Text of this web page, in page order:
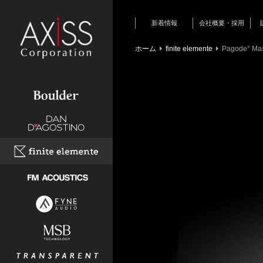
新着情報 会社概要・採用
ホーム finite elemente Pagode°